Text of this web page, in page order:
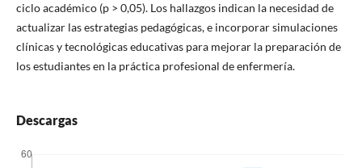
ciclo académico (p > 0,05). Los hallazgos indican la necesidad de
actualizar las estrategias pedagógicas, e incorporar simulaciones
clínicas y tecnológicas educativas para mejorar la preparación de
los estudiantes en la práctica profesional de enfermería.
Descargas